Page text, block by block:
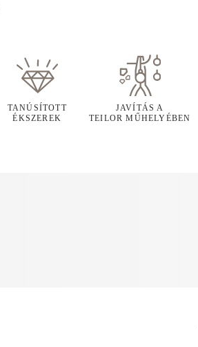
TANÚSÍTOTT
ÉKSZEREK
JAVÍTÁS A
TEILOR MŰHELYÉBEN